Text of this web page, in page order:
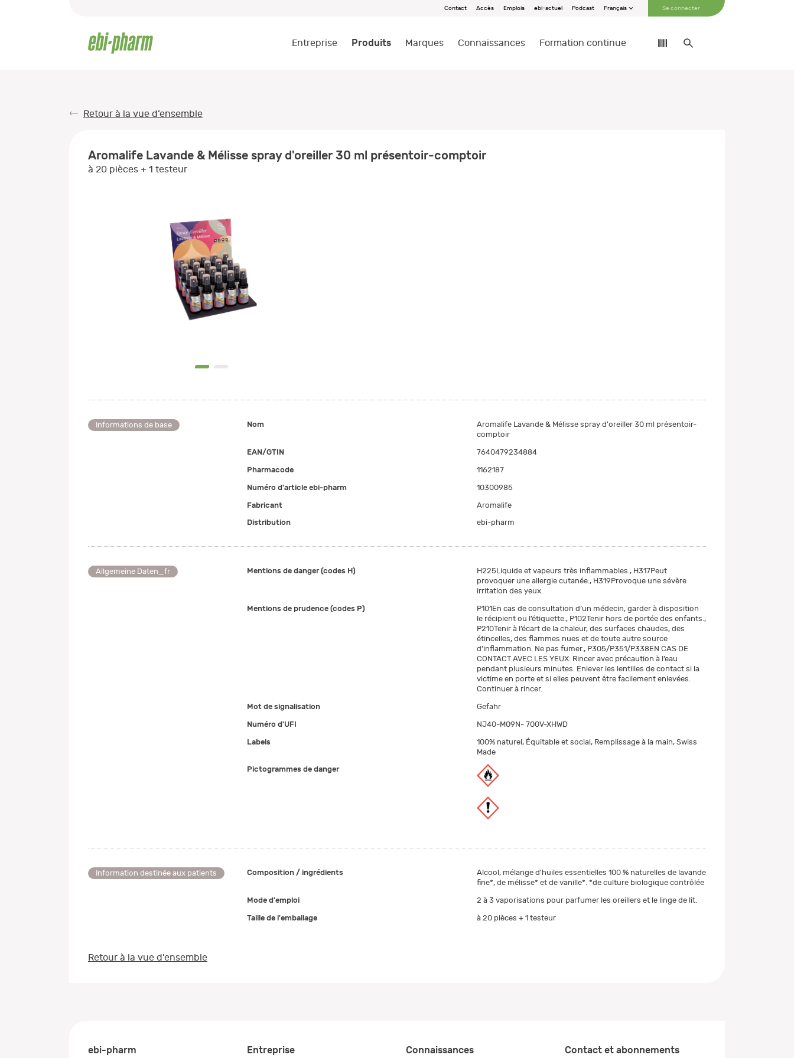
Contact Accès Emplois ebi-actuel Podcast Français Se connecter
Entreprise Produits Marques Connaissances Formation continue
Retour à la vue d’ensemble
Aromalife Lavande & Mélisse spray d'oreiller 30 ml présentoir-comptoir
à 20 pièces + 1 testeur
Informations de base Nom
Aromalife Lavande & Mélisse spray d'oreiller 30 ml présentoir-
comptoir
EAN/GTIN
7640479234884
Pharmacode
1162187
Numéro d'article ebi-pharm
10300985
Fabricant
Aromalife
Distribution
ebi-pharm
Allgemeine Daten_fr Mentions de danger (codes H)
H225Liquide et vapeurs très inflammables., H317Peut
provoquer une allergie cutanée., H319Provoque une sévère
irritation des yeux.
Mentions de prudence (codes P)
P101En cas de consultation d’un médecin, garder à disposition
le récipient ou l’étiquette., P102Tenir hors de portée des enfants.,
P210Tenir à l’écart de la chaleur, des surfaces chaudes, des
étincelles, des flammes nues et de toute autre source
d’inflammation. Ne pas fumer., P305/P351/P338EN CAS DE
CONTACT AVEC LES YEUX: Rincer avec précaution à l’eau
pendant plusieurs minutes. Enlever les lentilles de contact si la
victime en porte et si elles peuvent être facilement enlevées.
Continuer à rincer.
Mot de signalisation
Gefahr
Numéro d'UFI
NJ40-M09N- 700V-XHWD
Labels
100% naturel, Équitable et social, Remplissage à la main, Swiss
Made
Pictogrammes de danger
Information destinée aux patients Composition / ingrédients
Alcool, mélange d'huiles essentielles 100 % naturelles de lavande
fine*, de mélisse* et de vanille*. *de culture biologique contrôlée
Mode d'emploi
2 à 3 vaporisations pour parfumer les oreillers et le linge de lit.
Taille de l'emballage
à 20 pièces + 1 testeur
Retour à la vue d’ensemble
ebi-pharm Entreprise Connaissances Contact et abonnements